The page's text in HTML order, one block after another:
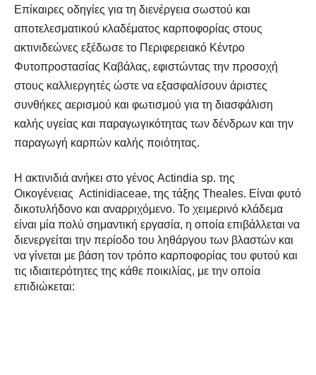
Επίκαιρες οδηγίες για τη διενέργεια σωστού και
αποτελεσματικού κλαδέματος καρποφορίας στους
ακτινιδεώνες εξέδωσε το Περιφερειακό Κέντρο
Φυτοπροστασίας Καβάλας, εφιστώντας την προσοχή
στους καλλιεργητές ώστε να εξασφαλίσουν άριστες
συνθήκες αερισμού και φωτισμού για τη διασφάλιση
καλής υγείας και παραγωγικότητας των δένδρων και την
παραγωγή καρπών καλής ποιότητας.
Η ακτινιδιά ανήκει στο γένος Actindia sp. της
Οικογένειας Actinidiaceae, της τάξης Theales. Είναι φυτό
δικοτυλήδονο και αναρριχόμενο. Το χειμερινό κλάδεμα
είναι μία πολύ σημαντική εργασία, η οποία επιβάλλεται να
διενεργείται την περίοδο του ληθάργου των βλαστών και
να γίνεται με βάση τον τρόπο καρποφορίας του φυτού και
τις ιδιαιτερότητες της κάθε ποικιλίας, με την οποία
επιδιώκεται: